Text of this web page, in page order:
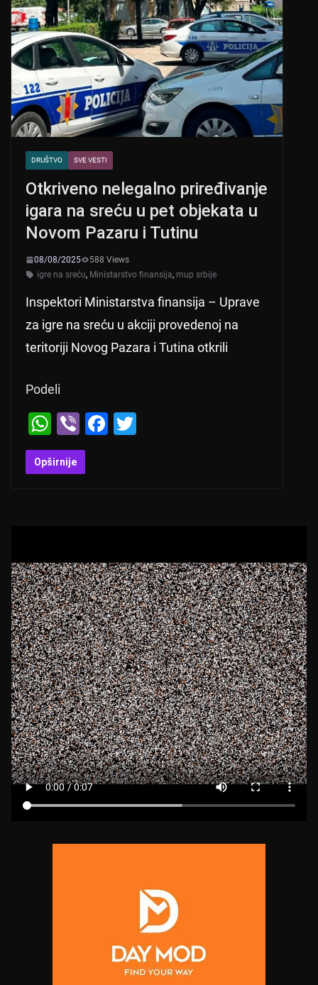
DRUŠTVO SVE VESTI
Otkriveno nelegalno priređivanje
igara na sreću u pet objekata u
Novom Pazaru i Tutinu
08/08/2025
588 Views
igre na sreću, Ministarstvo finansija, mup srbije
Inspektori Ministarstva finansija – Uprave
za igre na sreću u akciji provedenoj na
teritoriji Novog Pazara i Tutina otkrili
Podeli
W
h
at
p
Vi
b
er
F
o
k
Opširnije